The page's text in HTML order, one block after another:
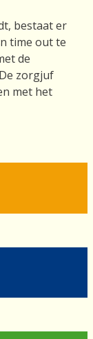
bestaat er
time out te
de
zorgjuf
met het